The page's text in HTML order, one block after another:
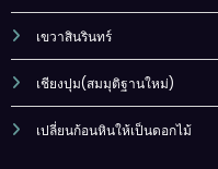
เขวาสินรินทร์
เชียงปุม(สมมุติฐานใหม่)
เปลี่ยนก้อนหินให้เป็นดอกไม้